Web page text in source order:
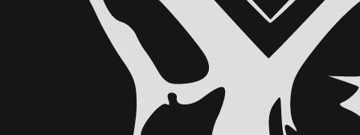
ВОЗМОЖНА ОПЛАТА ЧАСТЯМИ ЧЕРЕЗ
СЕРВИС «ДОЛЯМИ» ОТ Т-БАНКА